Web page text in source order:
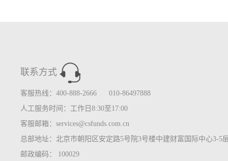
联系方式
客服热线：400-888-2666 010-86497888
人工服务时间：工作日8:30至17:00
客服邮箱：services@csfunds.com.cn
总部地址：北京市朝阳区安定路5号院3号楼中建财富国际中心3-5
邮政编码： 100029